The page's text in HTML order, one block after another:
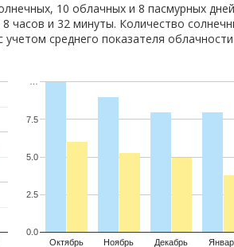
10 облачных и 8 пасмурных
часов и 32 минуты. Количество
среднего показателя
Октябрь Ноябрь Декабрь
0.0
2.5
5.0
7.5